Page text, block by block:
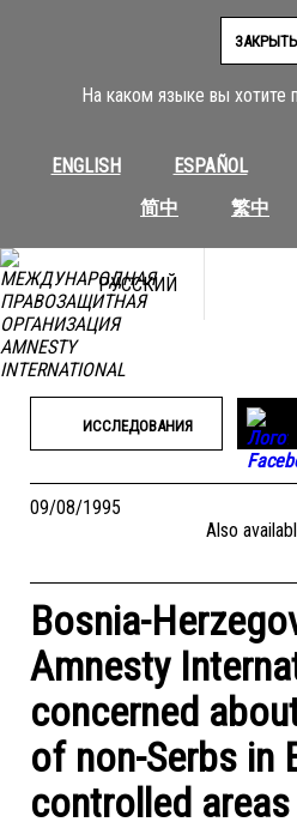
На каком языке вы хотите
ENGLISH ESPAÑOL
简中
繁中
ЗАКРЫТЬ
РУССКИЙ
ИССЛЕДОВАНИЯ
09/08/1995
Also
Bosnia-
Amnesty
concerned
of non-Serbs in
controlled areas